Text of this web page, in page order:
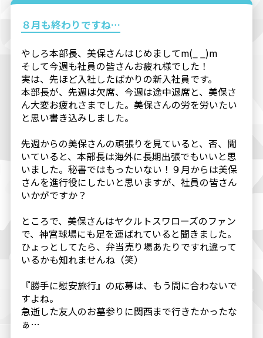
８月も終わりですね…
やしろ本部長、美保さんはじめましてm(_ _)m
そして今週も社員の皆さんお疲れ様でした！
実は、先ほど入社したばかりの新入社員です。
本部長が、先週は欠席、今週は途中退席と、美保さ
ん大変お疲れさまでした。美保さんの労を労いたい
と思い書き込みしました。
先週からの美保さんの頑張りを見ていると、否、聞
いていると、本部長は海外に長期出張でもいいと思
いました。秘書ではもったいない！９月からは美保
さんを進行役にしたいと思いますが、社員の皆さん
いかがですか？
ところで、美保さんはヤクルトスワローズのファン
で、神宮球場にも足を運ばれていると聞きました。
ひょっとしてたら、弁当売り場あたりですれ違って
いるかも知れませんね（笑）
『勝手に慰安旅行』の応募は、もう間に合わないで
すよね。
急逝した友人のお墓参りに関西まで行きたかったな
ぁ…